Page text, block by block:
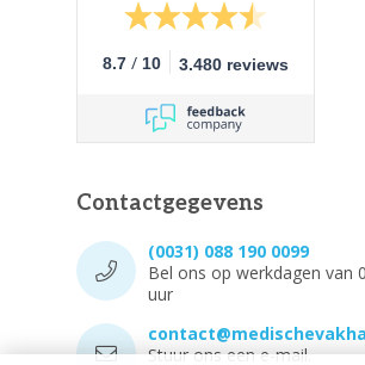
8.7 / 10 3.480 reviews
Contactgegevens
(0031) 088 190 0099
Bel ons op werkdagen van
uur
Stuur ons een e-mail.